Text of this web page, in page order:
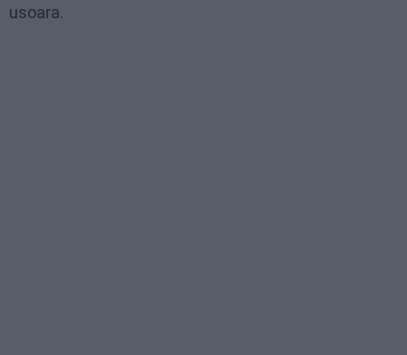
usoara.